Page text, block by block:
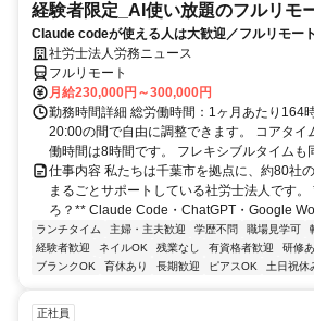
経験者限定_AI使い放題のフルリモ
Claude codeが使える人は大歓迎／フルリモート
社労士法人労務ニュース
フルリモート
月給230,000円～300,000円
勤務時間詳細 総労働時間：1ヶ月あたり164
20:00の間で自由に調整できます。 コアタイ
働時間は8時間です。 フレキシブルタイムも
仕事内容 私たちは千葉市を拠点に、約80社
まるごとサポートしている社労士法人です
ろ？** Claude Code・ChatGPT・Google
ランチタイム 主婦・主夫歓迎 学歴不問 職場見学可
経験者歓迎
ネイルOK 残業なし 有資格者歓迎 研修
ブランクOK
育休あり 長期歓迎 ピアスOK 土日祝休
正社員